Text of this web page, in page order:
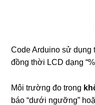
Code Arduino sử dụng
đồng thời LCD dạng
Môi trường đo trong
báo “dưới ngưỡng”